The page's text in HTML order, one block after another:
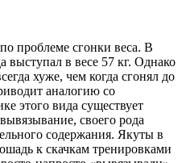
проблеме сгонки веса. В
выступал в весе 57 кг. Однако
хуже, чем когда сгонял до
аналогию со
этого вида существует
своего рода
содержания. Якуты в
к скачкам тренировками